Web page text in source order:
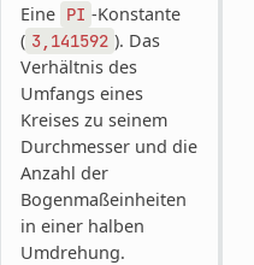
Eine PI -Konstante
( 3,141592 ). Das
Verhältnis des
Umfangs eines
Kreises zu seinem
Durchmesser und die
Anzahl der
Bogenmaßeinheiten
in einer halben
Umdrehung.